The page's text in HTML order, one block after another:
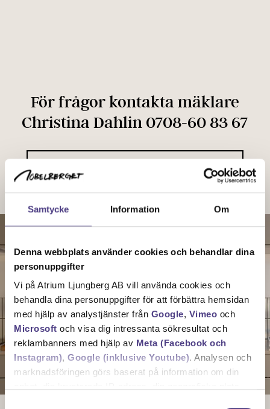
Samtycke Information Om
Denna webbplats använder cookies och behandlar dina
personuppgifter
Vi på Atrium Ljungberg AB vill använda cookies och
behandla dina personuppgifter för att förbättra hemsidan
med hjälp av analystjänster från Google, Vimeo och
Microsoft och visa dig intressanta sökresultat och
reklambanners med hjälp av Meta (Facebook och
Instagram), Google (inklusive Youtube). Analysen och
marknadsföringen görs baserat på information om din
För frågor kontakta mäklare
Christina Dahlin 0708-60 83 67